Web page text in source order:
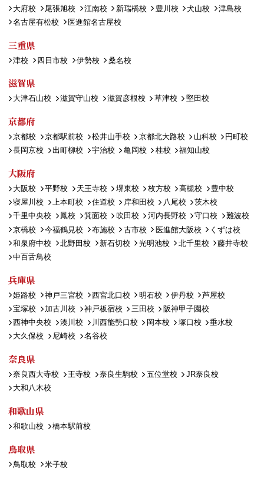
大府校
尾張旭校 江南校 新瑞橋校 豊川校 犬山校
津島校
名古屋有松校
医進館名古屋校
三重県
津校 四日市校 伊勢校 桑名校
滋賀県
大津石山校 滋賀守山校 滋賀彦根校 草津校 堅田校
京都府
京都校 京都駅前校 松井山手校 京都北大路校 山科校
円町校
長岡京校
出町柳校 宇治校 亀岡校 桂校 福知山校
大阪府
大阪校 平野校 天王寺校 堺東校 枚方校 高槻校
豊中校
寝屋川校
上本町校 住道校 岸和田校 八尾校
茨木校
千里中央校
鳳校 箕面校 吹田校 河内長野校 守口校
難波校
京橋校
今福鶴見校 布施校 古市校 医進館大阪校
くずは校
和泉府中校
北野田校 新石切校 光明池校 北千里校
藤井寺校
中百舌鳥校
兵庫県
姫路校 神戸三宮校 西宮北口校 明石校 伊丹校
芦屋校
宝塚校
加古川校 神戸板宿校 三田校
阪神甲子園校
西神中央校
湊川校 川西能勢口校 岡本校 塚口校
垂水校
大久保校
尼崎校 名谷校
奈良県
奈良西大寺校 王寺校 奈良生駒校 五位堂校
JR奈良校
大和八木校
和歌山県
和歌山校 橋本駅前校
鳥取県
鳥取校 米子校